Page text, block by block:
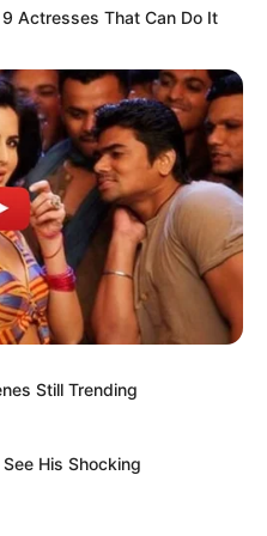
Ondna Rodrigues, falou
da PEC 14 no
Agência Senado.
e ACE
direitos para os profissionais
muitos ainda atuam sob
definitivas — situação que a
constitucional e permanente.
2021 são
Actresses That Can Do It
Still Trending
His Shocking